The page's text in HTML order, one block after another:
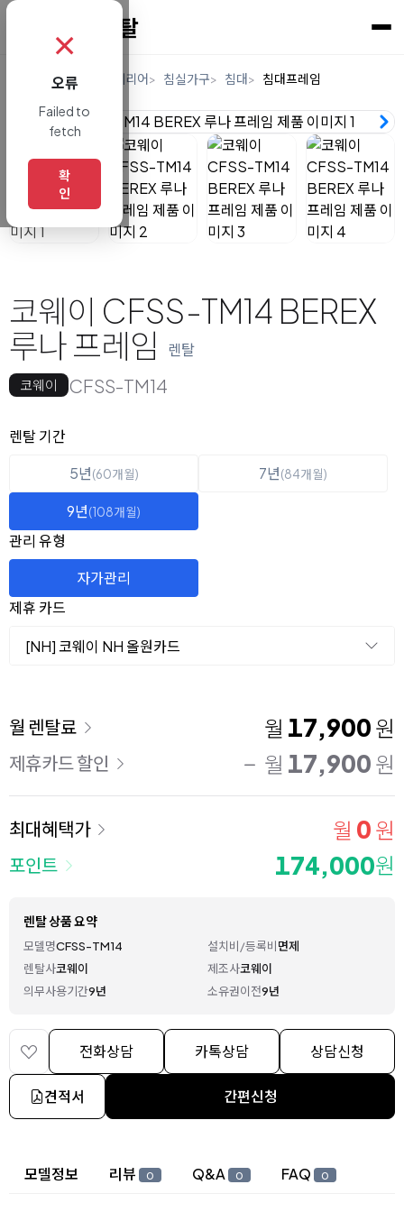
렌탈 가구/인테리어 침실가구 침대 침대프레임
코웨이 CFSS-TM14 BEREX
루나 프레임
렌탈
코웨이 CFSS-TM14
옵션 선택
렌탈 선택
렌탈 기간
5년(60개월) 7년(84개월)
9년(108개월)
관리 유형
자가관리
제휴 카드
[NH] 코웨이 NH 올원카드
이용 요금
월 렌탈료 월 17,900 원
제휴카드 할인 월 17,900 원
최대혜택가 월 0 원
포인트 174,000원
렌탈 상품 요약
모델명CFSS-TM14 설치비/등록비면제
렌탈사코웨이 제조사코웨이
의무사용기간9년 소유권이전9년
전화상담 카톡상담 상담신청
견적서 간편신청
상세 정보
모델정보 리뷰 0 Q&A 0 FAQ 0
✗
오류
Failed to
fetch
확
인